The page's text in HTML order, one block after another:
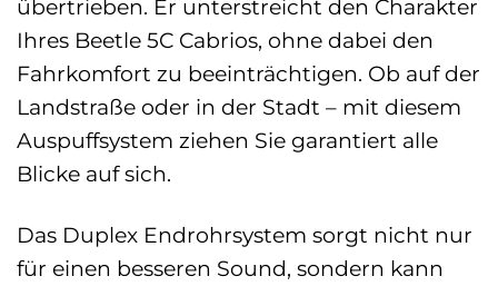
übertrieben. Er unterstreicht den Charakter
Ihres Beetle 5C Cabrios, ohne dabei den
Fahrkomfort zu beeinträchtigen. Ob auf der
Landstraße oder in der Stadt – mit diesem
Auspuffsystem ziehen Sie garantiert alle
Blicke auf sich.
Das Duplex Endrohrsystem sorgt nicht nur
für einen besseren Sound, sondern kann